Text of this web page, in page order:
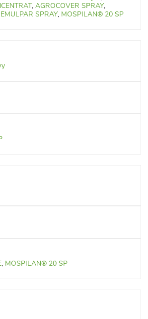
, AGROCOVER SPRAY,
EMULPAR SPRAY, MOSPILAN® 20 SP
, MOSPILAN® 20 SP